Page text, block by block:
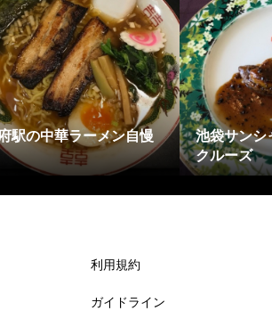
駅の中華ラーメン自慢
池袋サンシ
クルーズ
利用規約
ガイドライン